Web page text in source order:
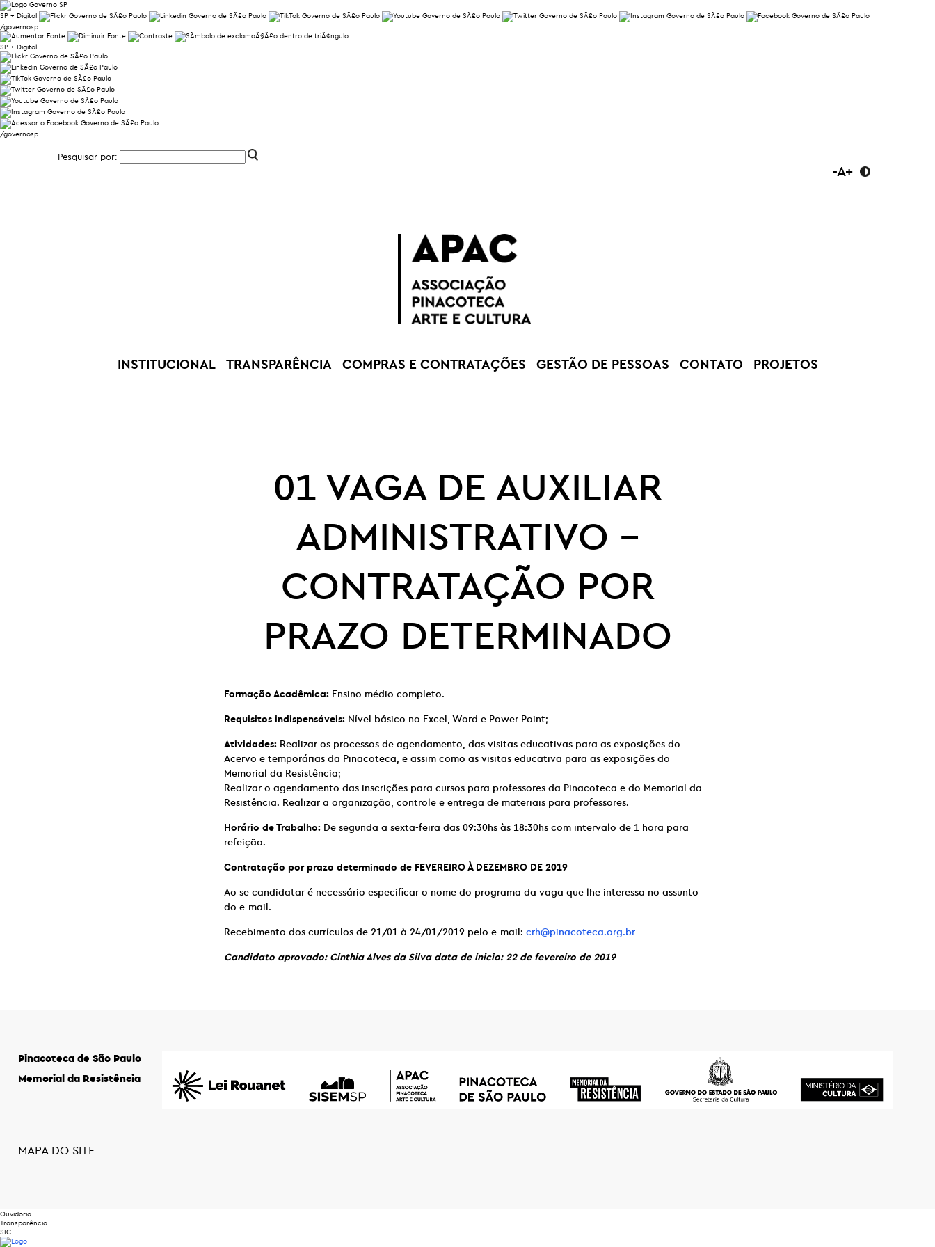
SP + Digital
/governosp
SP + Digital
/governosp
Pesquisar por:
-A+
INSTITUCIONAL TRANSPARÊNCIA COMPRAS E CONTRATAÇÕES GESTÃO DE PESSOAS CONTATO PROJETOS
01 VAGA DE AUXILIAR
ADMINISTRATIVO –
CONTRATAÇÃO POR
PRAZO DETERMINADO
Formação Acadêmica: Ensino médio completo.
Requisitos indispensáveis: Nível básico no Excel, Word e Power Point;
Atividades: Realizar os processos de agendamento, das visitas educativas para as exposições do
Acervo e temporárias da Pinacoteca, e assim como as visitas educativa para as exposições do
Memorial da Resistência;
Realizar o agendamento das inscrições para cursos para professores da Pinacoteca e do Memorial da
Resistência. Realizar a organização, controle e entrega de materiais para professores.
Horário de Trabalho: De segunda a sexta-feira das 09:30hs às 18:30hs com intervalo de 1 hora para
refeição.
Contratação por prazo determinado de FEVEREIRO À DEZEMBRO DE 2019
Ao se candidatar é necessário especificar o nome do programa da vaga que lhe interessa no assunto
do e-mail.
Recebimento dos currículos de 21/01 à 24/01/2019 pelo e-mail: crh@pinacoteca.org.br
Candidato aprovado: Cinthia Alves da Silva data de inicio: 22 de fevereiro de 2019
Pinacoteca de São Paulo
Memorial da Resistência
MAPA DO SITE
Ouvidoria
Transparência
SIC